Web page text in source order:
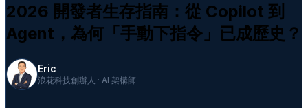
2026 開發者生存指南：從 Copilot 到
Agent，為何「手動下指令」已成歷史？
Eric
浪花科技創辦人 · AI 架構師